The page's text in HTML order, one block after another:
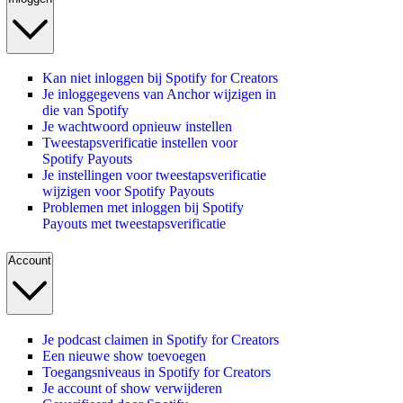
Kan niet inloggen bij Spotify for Creators
Je inloggegevens van Anchor wijzigen in
die van Spotify
Je wachtwoord opnieuw instellen
Tweestapsverificatie instellen voor
Spotify Payouts
Je instellingen voor tweestapsverificatie
wijzigen voor Spotify Payouts
Problemen met inloggen bij Spotify
Payouts met tweestapsverificatie
Account
Je podcast claimen in Spotify for Creators
Een nieuwe show toevoegen
Toegangsniveaus in Spotify for Creators
Je account of show verwijderen